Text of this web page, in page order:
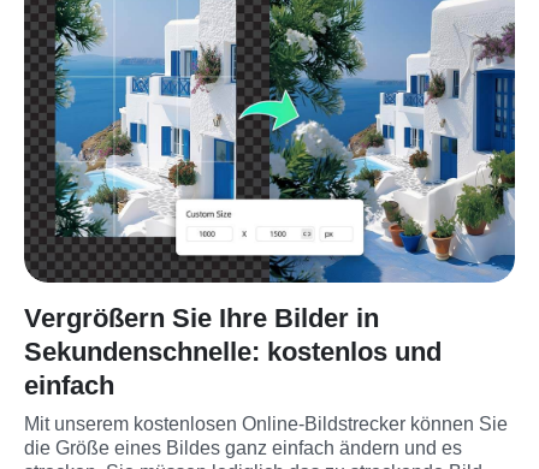
Vergrößern Sie Ihre Bilder in
Sekundenschnelle: kostenlos und
einfach
Mit unserem kostenlosen Online-Bildstrecker können Sie
die Größe eines Bildes ganz einfach ändern und es